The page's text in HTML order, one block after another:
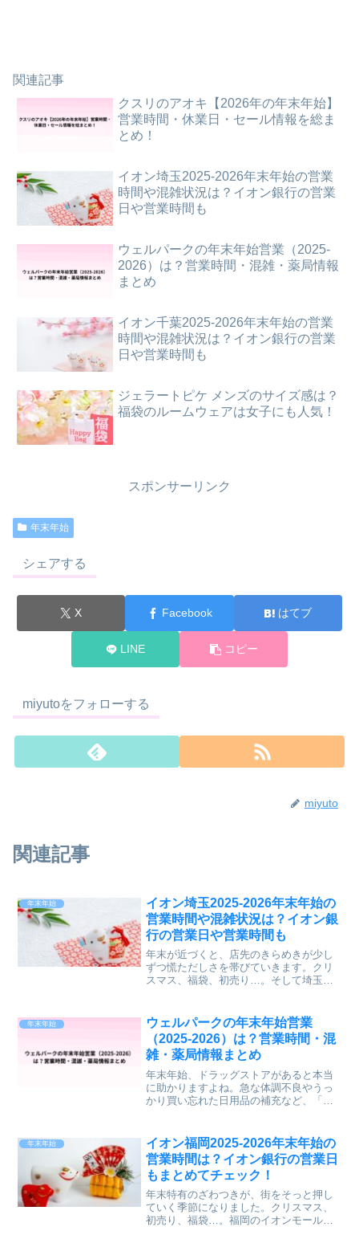
関連記事
クスリのアオキ【2026年の年末年始】
営業時間・休業日・セール情報を総ま
とめ！
イオン埼玉2025-2026年末年始の営業
時間や混雑状況は？イオン銀行の営業
日や営業時間も
ウェルパークの年末年始営業（2025-
2026）は？営業時間・混雑・薬局情報
まとめ
イオン千葉2025-2026年末年始の営業
時間や混雑状況は？イオン銀行の営業
日や営業時間も
ジェラートピケ メンズのサイズ感は？
福袋のルームウェアは女子にも人気！
スポンサーリンク
年末年始
シェアする
X Facebook はてブ
LINE コピー
miyutoをフォローする
miyuto
関連記事
年末年始
イオン埼玉2025-2026年末年始の
営業時間や混雑状況は？イオン銀
行の営業日や営業時間も
年末が近づくと、店先のきらめきが少し
ずつ慌ただしさを帯びていきます。クリ
スマス、福袋、初売り…。そして埼玉と
イオンモール・イオンレイクタウン全店
舗（11店舗）の...
年末年始
ウェルパークの年末年始営業
（2025-2026）は？営業時間・混
雑・薬局情報まとめ
年末年始、ドラッグストアがあると本当
に助かりますよね。急な体調不良やうっ
かり買い忘れた日用品の補充など、「近
中心に展開している人気ドラッグストア
「ウェルパーク」の、20...
年末年始
イオン福岡2025-2026年末年始の
営業時間は？イオン銀行の営業日
もまとめてチェック！
年末特有のざわつきが、街をそっと押し
ていく季節になりました。クリスマス、
初売り、福袋…。福岡のイオンモールは